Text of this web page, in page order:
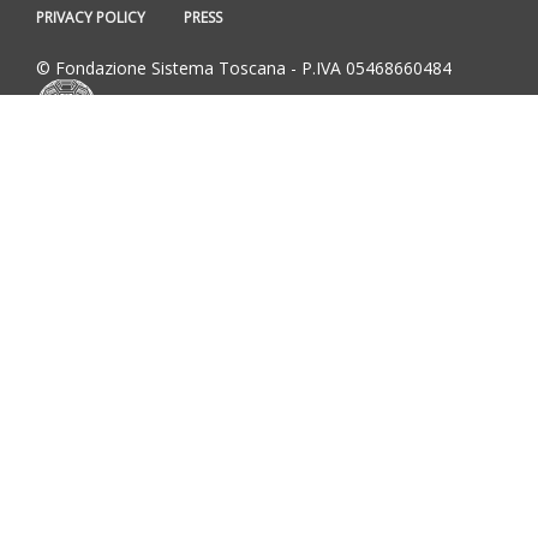
PRIVACY POLICY PRESS
© Fondazione Sistema Toscana - P.IVA 05468660484